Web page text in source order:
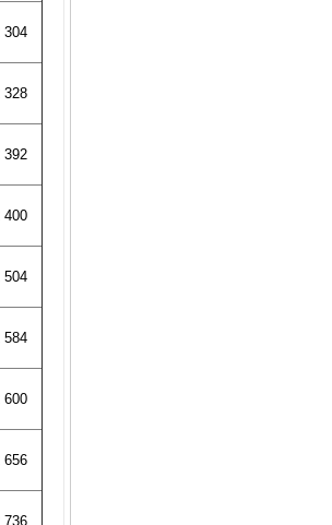
304
328
392
400
504
584
600
656
736